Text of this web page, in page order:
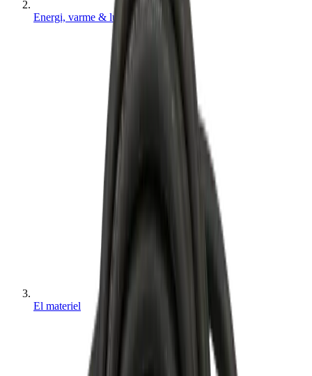
Energi, varme & luft
El materiel